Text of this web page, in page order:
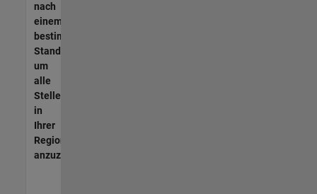
nach
einem
bestimmten
Standort,
um
alle
Stellenangebote
in
Ihrer
Region
anzuzeigen.